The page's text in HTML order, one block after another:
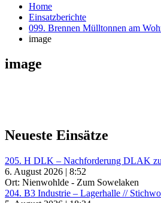
Home
Einsatzberichte
099. Brennen Mülltonnen am
image
image
Neueste Einsätze
205. H DLK – Nachforderung DLAK
6. August 2026 | 8:52
Ort: Nienwohlde - Zum Sowelaken
204. B3 Industrie – Lagerhalle //